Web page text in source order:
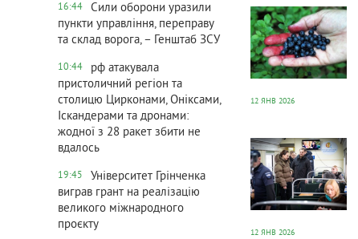
16:44
Сили оборони уразили
пункти управління, переправу
та склад ворога, – Генштаб ЗСУ
10:44
рф атакувала
пристоличний регіон та
столицю Цирконами, Оніксами,
Іскандерами та дронами:
жодної з 28 ракет збити не
вдалось
19:45
Університет Грінченка
виграв грант на реалізацію
великого міжнародного
проєкту
12 ЯНВ 2026
12 ЯНВ 2026